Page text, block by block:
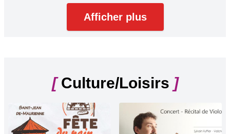
Afficher plus
[Culture/Loisirs ]